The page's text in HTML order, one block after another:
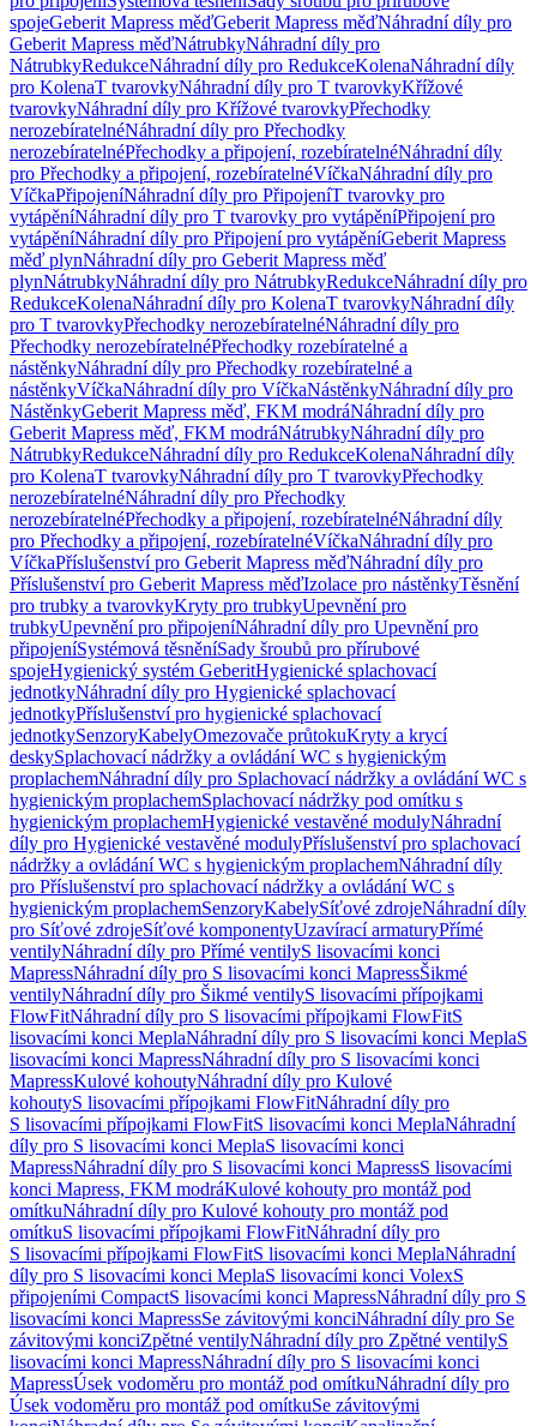
spojeGeberit Mapress měďGeberit Mapress měďNáhradní díly pro
Geberit Mapress měďNátrubkyNáhradní díly pro
NátrubkyRedukceNáhradní díly pro RedukceKolenaNáhradní díly
pro KolenaT tvarovkyNáhradní díly pro T tvarovkyKřížové
tvarovkyNáhradní díly pro Křížové tvarovkyPřechodky
nerozebíratelnéNáhradní díly pro Přechodky
nerozebíratelnéPřechodky a připojení, rozebíratelnéNáhradní díly
pro Přechodky a připojení, rozebíratelnéVíčkaNáhradní díly pro
VíčkaPřipojeníNáhradní díly pro PřipojeníT tvarovky pro
vytápěníNáhradní díly pro T tvarovky pro vytápěníPřipojení pro
vytápěníNáhradní díly pro Připojení pro vytápěníGeberit Mapress
měď plynNáhradní díly pro Geberit Mapress měď
plynNátrubkyNáhradní díly pro NátrubkyRedukceNáhradní díly pro
RedukceKolenaNáhradní díly pro KolenaT tvarovkyNáhradní díly
pro T tvarovkyPřechodky nerozebíratelnéNáhradní díly pro
Přechodky nerozebíratelnéPřechodky rozebíratelné a
nástěnkyNáhradní díly pro Přechodky rozebíratelné a
nástěnkyVíčkaNáhradní díly pro VíčkaNástěnkyNáhradní díly pro
NástěnkyGeberit Mapress měď, FKM modráNáhradní díly pro
Geberit Mapress měď, FKM modráNátrubkyNáhradní díly pro
NátrubkyRedukceNáhradní díly pro RedukceKolenaNáhradní díly
pro KolenaT tvarovkyNáhradní díly pro T tvarovkyPřechodky
nerozebíratelnéNáhradní díly pro Přechodky
nerozebíratelnéPřechodky a připojení, rozebíratelnéNáhradní díly
pro Přechodky a připojení, rozebíratelnéVíčkaNáhradní díly pro
VíčkaPříslušenství pro Geberit Mapress měďNáhradní díly pro
Příslušenství pro Geberit Mapress měďIzolace pro nástěnkyTěsnění
pro trubky a tvarovkyKryty pro trubkyUpevnění pro
trubkyUpevnění pro připojeníNáhradní díly pro Upevnění pro
připojeníSystémová těsněníSady šroubů pro přírubové
spojeHygienický systém GeberitHygienické splachovací
jednotkyNáhradní díly pro Hygienické splachovací
jednotkyPříslušenství pro hygienické splachovací
jednotkySenzoryKabelyOmezovače průtokuKryty a krycí
deskySplachovací nádržky a ovládání WC s hygienickým
proplachemNáhradní díly pro Splachovací nádržky a ovládání WC s
hygienickým proplachemSplachovací nádržky pod omítku s
hygienickým proplachemHygienické vestavěné modulyNáhradní
díly pro Hygienické vestavěné modulyPříslušenství pro splachovací
nádržky a ovládání WC s hygienickým proplachemNáhradní díly
pro Příslušenství pro splachovací nádržky a ovládání WC s
hygienickým proplachemSenzoryKabelySíťové zdrojeNáhradní díly
pro Síťové zdrojeSíťové komponentyUzavírací armaturyPřímé
ventilyNáhradní díly pro Přímé ventilyS lisovacími konci
MapressNáhradní díly pro S lisovacími konci MapressŠikmé
ventilyNáhradní díly pro Šikmé ventilyS lisovacími přípojkami
FlowFitNáhradní díly pro S lisovacími přípojkami FlowFitS
lisovacími konci MeplaNáhradní díly pro S lisovacími konci MeplaS
lisovacími konci MapressNáhradní díly pro S lisovacími konci
MapressKulové kohoutyNáhradní díly pro Kulové
kohoutyS lisovacími přípojkami FlowFitNáhradní díly pro
S lisovacími přípojkami FlowFitS lisovacími konci MeplaNáhradní
díly pro S lisovacími konci MeplaS lisovacími konci
MapressNáhradní díly pro S lisovacími konci MapressS lisovacími
konci Mapress, FKM modráKulové kohouty pro montáž pod
omítkuNáhradní díly pro Kulové kohouty pro montáž pod
omítkuS lisovacími přípojkami FlowFitNáhradní díly pro
S lisovacími přípojkami FlowFitS lisovacími konci MeplaNáhradní
díly pro S lisovacími konci MeplaS lisovacími konci VolexS
připojeními CompactS lisovacími konci MapressNáhradní díly pro S
lisovacími konci MapressSe závitovými konciNáhradní díly pro Se
závitovými konciZpětné ventilyNáhradní díly pro Zpětné ventilyS
lisovacími konci MapressNáhradní díly pro S lisovacími konci
MapressÚsek vodoměru pro montáž pod omítkuNáhradní díly pro
Úsek vodoměru pro montáž pod omítkuSe závitovými